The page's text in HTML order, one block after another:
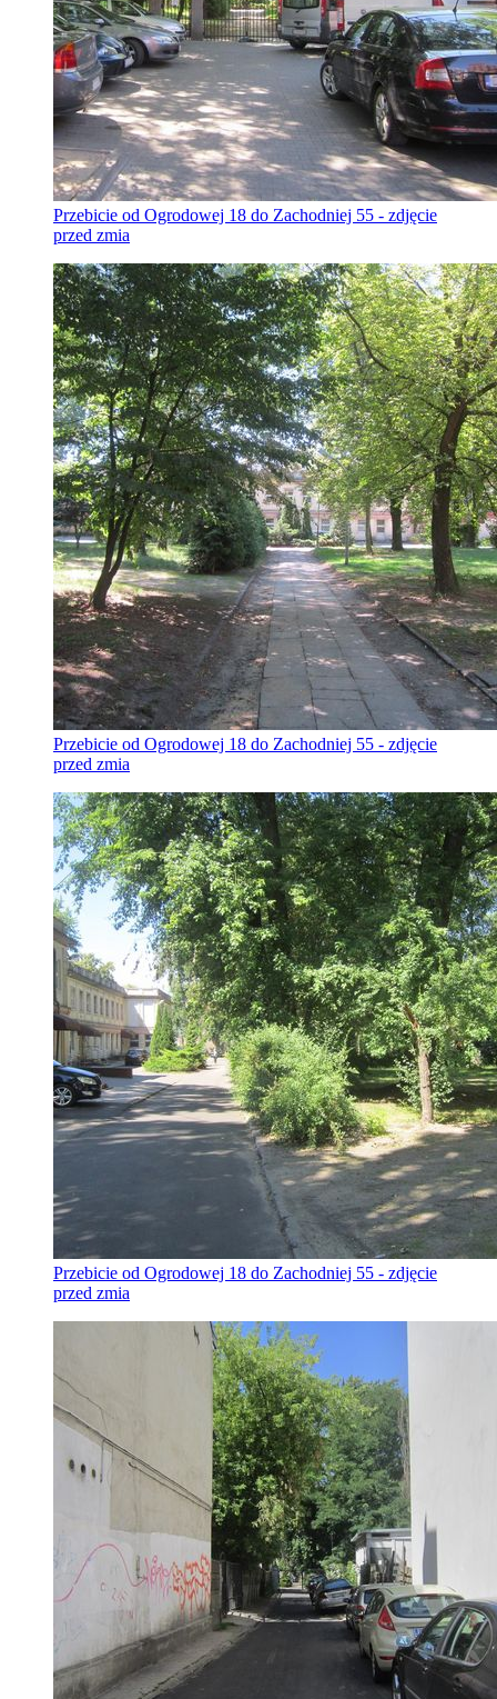
Przebicie od Ogrodowej 18 do Zachodniej 55 - zdjęcie
przed zmia
Przebicie od Ogrodowej 18 do Zachodniej 55 - zdjęcie
przed zmia
Przebicie od Ogrodowej 18 do Zachodniej 55 - zdjęcie
przed zmia